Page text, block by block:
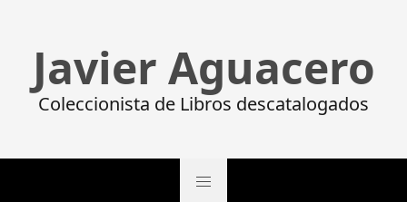
Javier Aguacero
Coleccionista de Libros descatalogados